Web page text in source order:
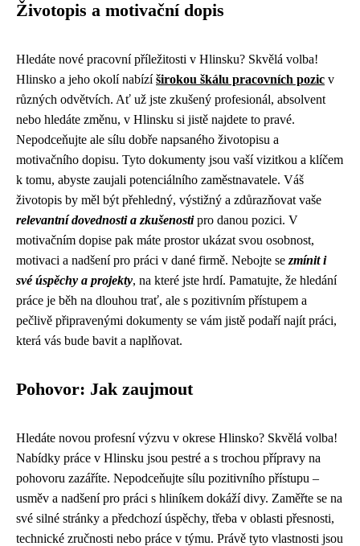
Životopis a motivační dopis
Hledáte nové pracovní příležitosti v Hlinsku? Skvělá volba!
Hlinsko a jeho okolí nabízíširokou škálu pracovních pozic v
různých odvětvích. Ať už jste zkušený profesionál, absolvent
nebo hledáte změnu, v Hlinsku si jistě najdete to pravé.
Nepodceňujte ale sílu dobře napsaného životopisu a
motivačního dopisu. Tyto dokumenty jsou vaší vizitkou a klíčem
k tomu, abyste zaujali potenciálního zaměstnavatele. Váš
životopis by měl být přehledný, výstižný a zdůrazňovat vaše
relevantní dovednosti a zkušenostipro danou pozici. V
motivačním dopise pak máte prostor ukázat svou osobnost,
motivaci a nadšení pro práci v dané firmě. Nebojte se zmínit i
své úspěchy a projekty, na které jste hrdí. Pamatujte, že hledání
práce je běh na dlouhou trať, ale s pozitivním přístupem a
pečlivě připravenými dokumenty se vám jistě podaří najít práci,
která vás bude bavit a naplňovat.
Pohovor: Jak zaujmout
Hledáte novou profesní výzvu v okrese Hlinsko? Skvělá volba!
Nabídky práce v Hlinsku jsou pestré a s trochou přípravy na
pohovoru zazáříte. Nepodceňujte sílu pozitivního přístupu –
usměv a nadšení pro práci s hliníkem dokáží divy. Zaměřte se na
své silné stránky a předchozí úspěchy, třeba v oblasti přesnosti,
technické zručnosti nebo práce v týmu. Právě tyto vlastnosti jsou